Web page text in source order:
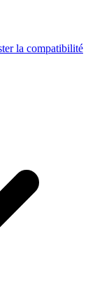
la compatibilité